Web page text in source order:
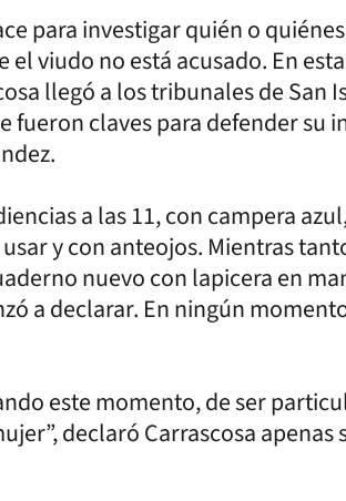
para investigar quién o
el viudo no está acusado. En
llegó a los tribunales de San
fueron claves para defender su
a las 11, con campera
y con anteojos. Mientras
nuevo con lapicera en
a declarar. En ningún
este momento, de ser
declaró Carrascosa apenas